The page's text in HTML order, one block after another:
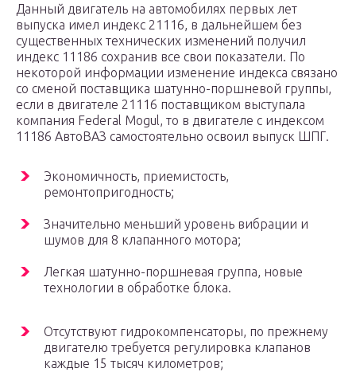
Данный двигатель на автомобилях первых лет
выпуска имел индекс 21116, в дальнейшем без
существенных технических изменений получил
индекс 11186 сохранив все свои показатели. По
некоторой информации изменение индекса связано
со сменой поставщика шатунно-поршневой группы,
если в двигателе 21116 поставщиком выступала
компания Federal Mogul, то в двигателе с индексом
11186 АвтоВАЗ самостоятельно освоил выпуск ШПГ.
Экономичность, приемистость,
ремонтопригодность;
Значительно меньший уровень вибрации и
шумов для 8 клапанного мотора;
Легкая шатунно-поршневая группа, новые
технологии в обработке блока.
Отсутствуют гидрокомпенсаторы, по прежнему
двигателю требуется регулировка клапанов
каждые 15 тысяч километров;